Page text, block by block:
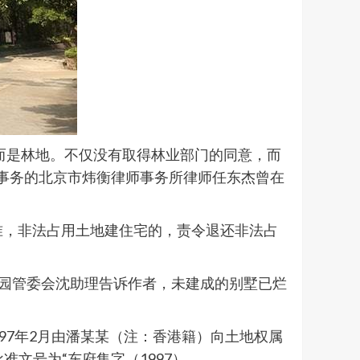
林地。不仅没有取得林业部门的同意，而
务的北京市炜衡律师事务所律师任东杰曾在
非法占用土地建住宅的，责令退还非法占
管委会沈助理告诉作者，未建成的别墅已烂
年2月由潘某某（注：香港籍）向土地权属